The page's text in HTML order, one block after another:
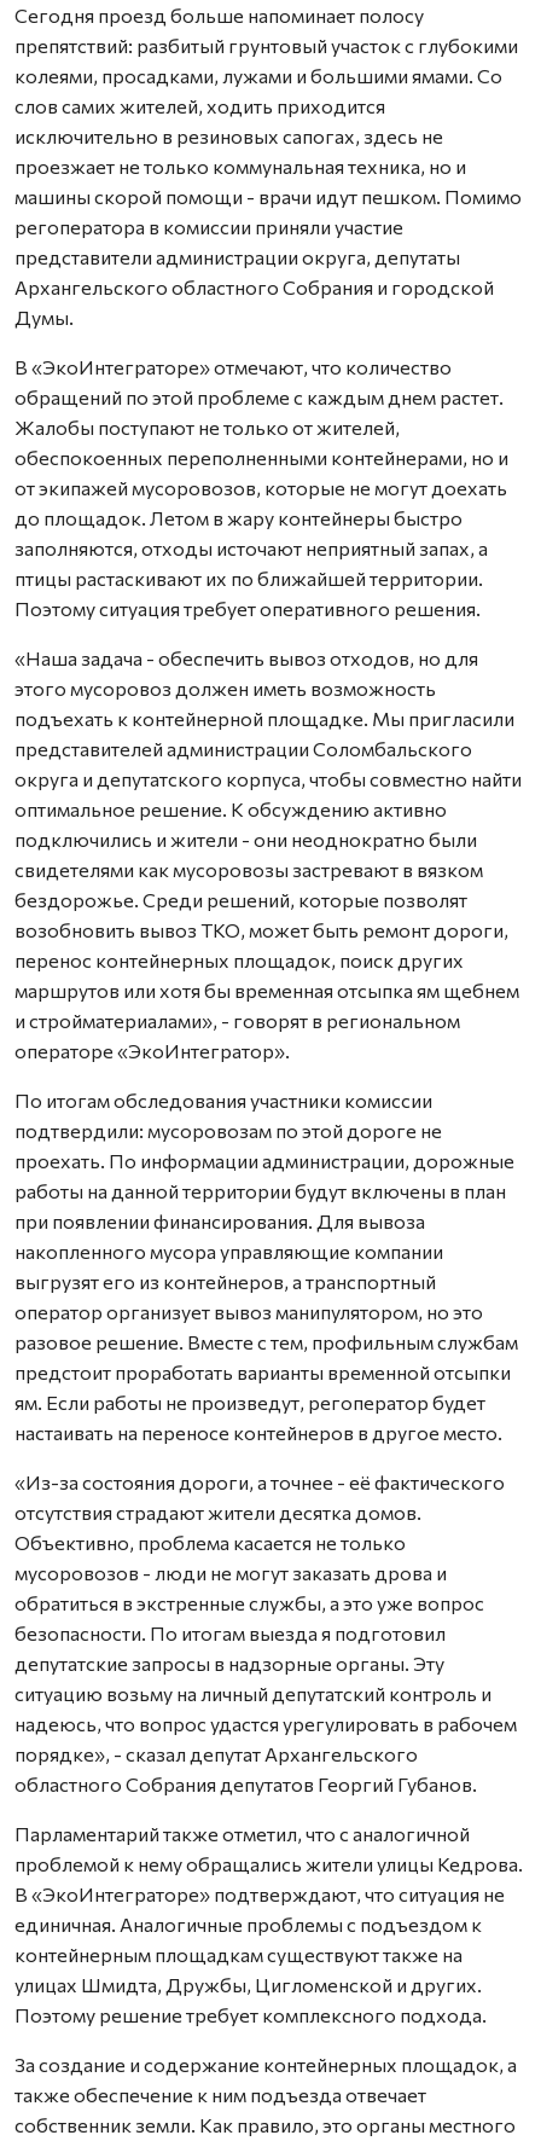
Сегодня проезд больше напоминает полосу
препятствий: разбитый грунтовый участок с глубокими
колеями, просадками, лужами и большими ямами. Со
слов самих жителей, ходить приходится
исключительно в резиновых сапогах, здесь не
проезжает не только коммунальная техника, но и
машины скорой помощи - врачи идут пешком. Помимо
регоператора в комиссии приняли участие
представители администрации округа, депутаты
Архангельского областного Собрания и городской
Думы.
В «ЭкоИнтеграторе» отмечают, что количество
обращений по этой проблеме с каждым днем растет.
Жалобы поступают не только от жителей,
обеспокоенных переполненными контейнерами, но и
от экипажей мусоровозов, которые не могут доехать
до площадок. Летом в жару контейнеры быстро
заполняются, отходы источают неприятный запах, а
птицы растаскивают их по ближайшей территории.
Поэтому ситуация требует оперативного решения.
«Наша задача - обеспечить вывоз отходов, но для
этого мусоровоз должен иметь возможность
подъехать к контейнерной площадке. Мы пригласили
представителей администрации Соломбальского
округа и депутатского корпуса, чтобы совместно найти
оптимальное решение. К обсуждению активно
подключились и жители - они неоднократно были
свидетелями как мусоровозы застревают в вязком
бездорожье. Среди решений, которые позволят
возобновить вывоз ТКО, может быть ремонт дороги,
перенос контейнерных площадок, поиск других
маршрутов или хотя бы временная отсыпка ям щебнем
и стройматериалами», - говорят в региональном
операторе «ЭкоИнтегратор».
По итогам обследования участники комиссии
подтвердили: мусоровозам по этой дороге не
проехать. По информации администрации, дорожные
работы на данной территории будут включены в план
при появлении финансирования. Для вывоза
накопленного мусора управляющие компании
выгрузят его из контейнеров, а транспортный
оператор организует вывоз манипулятором, но это
разовое решение. Вместе с тем, профильным службам
предстоит проработать варианты временной отсыпки
ям. Если работы не произведут, регоператор будет
настаивать на переносе контейнеров в другое место.
«Из-за состояния дороги, а точнее - её фактического
отсутствия страдают жители десятка домов.
Объективно, проблема касается не только
мусоровозов - люди не могут заказать дрова и
обратиться в экстренные службы, а это уже вопрос
безопасности. По итогам выезда я подготовил
депутатские запросы в надзорные органы. Эту
ситуацию возьму на личный депутатский контроль и
надеюсь, что вопрос удастся урегулировать в рабочем
порядке», - сказал депутат Архангельского
областного Собрания депутатов Георгий Губанов.
Парламентарий также отметил, что с аналогичной
проблемой к нему обращались жители улицы Кедрова.
В «ЭкоИнтеграторе» подтверждают, что ситуация не
единичная. Аналогичные проблемы с подъездом к
контейнерным площадкам существуют также на
улицах Шмидта, Дружбы, Цигломенской и других.
Поэтому решение требует комплексного подхода.
За создание и содержание контейнерных площадок, а
также обеспечение к ним подъезда отвечает
собственник земли. Как правило, это органы местного